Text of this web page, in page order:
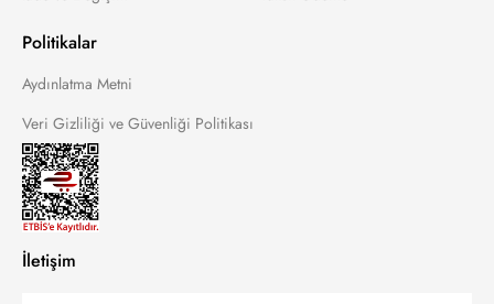
Politikalar
Aydınlatma Metni
Veri Gizliliği ve Güvenliği Politikası
İletişim